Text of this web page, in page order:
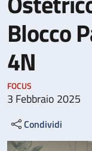
Blocco
4N
FOCUS
3 Febbraio 2025
Condividi